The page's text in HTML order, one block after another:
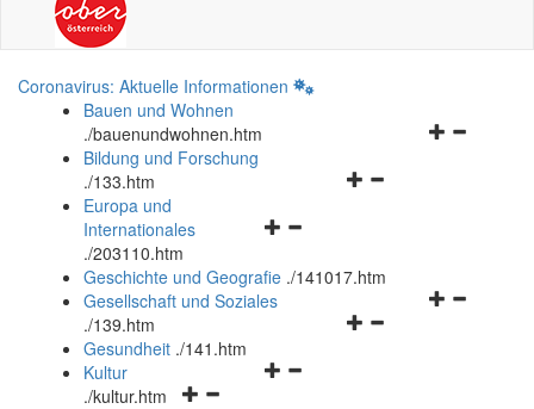
Coronavirus: Aktuelle Informationen
Bauen und Wohnen
./bauenundwohnen.htm
Navigationsmenü
Bildung und Forschung
./133.htm
Navigationsmenü
und
schließen
Europa und
Internationales
./203110.htm
Geschichte und Geografie ./141017.htm
Navigationsmenü
Gesellschaft und Soziales
./139.htm
Navigationsmenü
Gesundheit ./141.htm
Navigationsmenü
Kultur
./kultur.htm